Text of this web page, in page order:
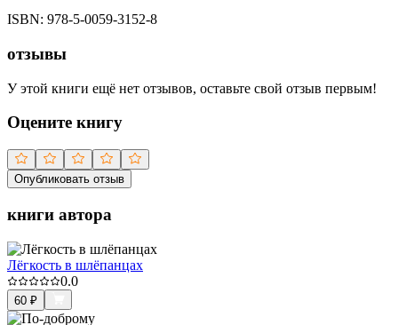
ISBN: 978-5-0059-3152-8
отзывы
У этой книги ещё нет отзывов, оставьте свой отзыв первым!
Оцените книгу
Опубликовать отзыв
книги автора
Лёгкость в шлёпанцах
0.0
60 ₽